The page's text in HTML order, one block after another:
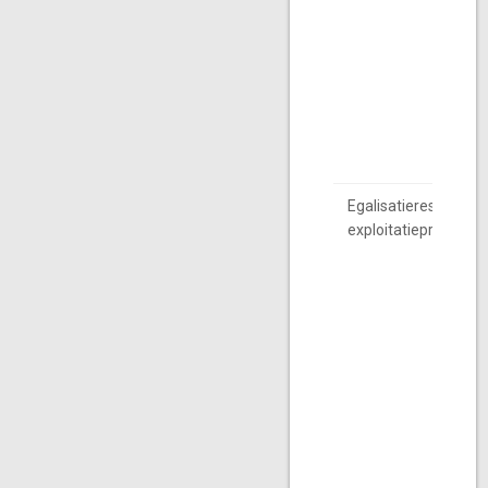
Egalisatiereserve
exploitatieprojecten